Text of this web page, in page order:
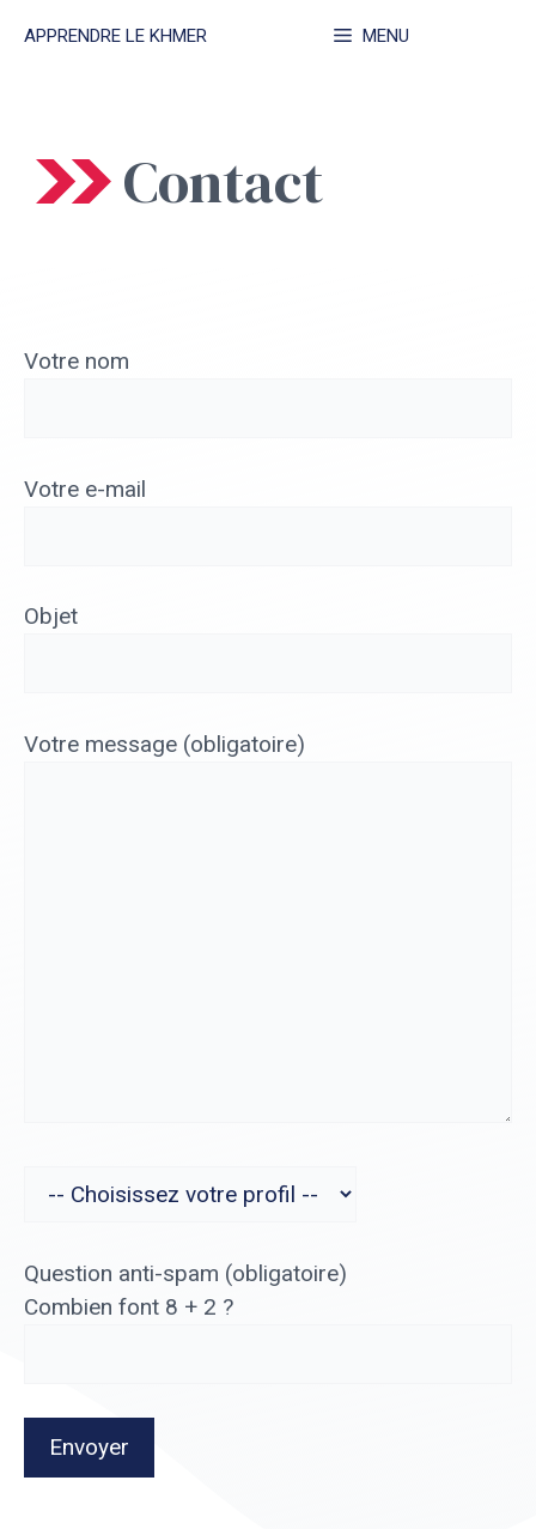
APPRENDRE LE KHMER MENU
Contact
Votre nom
Votre e-mail
Objet
Votre message (obligatoire)
Question anti-spam (obligatoire)
Combien font 8 + 2 ?